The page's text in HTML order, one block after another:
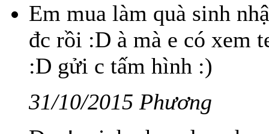
Em mua làm quà sinh
đc rồi :D à mà e có xem
:D gửi c tấm hình :)
31/10/2015 Phương